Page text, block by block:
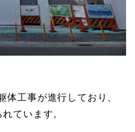
体工事が進行しており、
ています。